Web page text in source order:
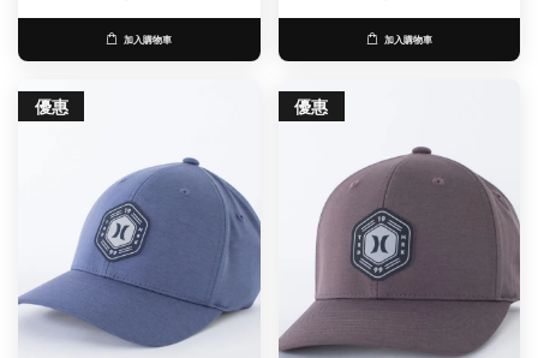
加入購物車 加入購物車
優惠 優惠